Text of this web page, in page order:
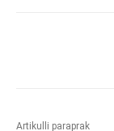
Artikulli paraprak